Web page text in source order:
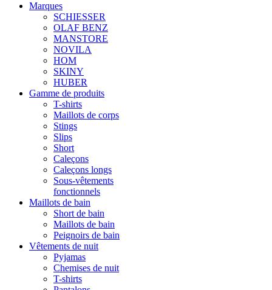
Marques
SCHIESSER
OLAF BENZ
MANSTORE
NOVILA
HOM
SKINY
HUBER
Gamme de produits
T-shirts
Maillots de corps
Stings
Slips
Short
Caleçons
Caleçons longs
Sous-vêtements
fonctionnels
Maillots de bain
Short de bain
Maillots de bain
Peignoirs de bain
Vêtements de nuit
Pyjamas
Chemises de nuit
T-shirts